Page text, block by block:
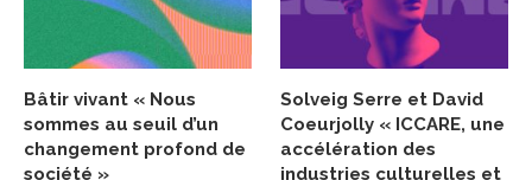
Bâtir vivant « Nous
sommes au seuil d’un
changement profond de
société »
Solveig Serre et David
Coeurjolly « ICCARE, une
accélération des
industries culturelles et